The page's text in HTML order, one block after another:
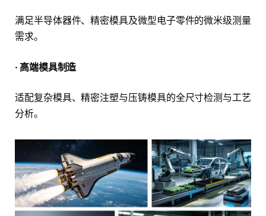
满足半导体器件、精密模具及微型电子零件的微米级测量
需求。
· 高端模具制造
适配复杂模具、精密注塑与压铸模具的全尺寸检测与工艺
分析。